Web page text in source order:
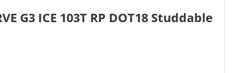
G3 ICE 103T RP DOT18 Studdable